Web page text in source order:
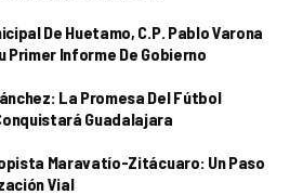
De Huetamo, C.P. Pablo Varona
Primer Informe De Gobierno
La Promesa Del Fútbol
Guadalajara
Maravatío-Zitácuaro: Un Paso
Vial